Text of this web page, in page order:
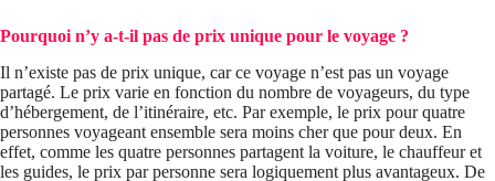
Pourquoi n’y a-t-il pas de prix unique pour le voyage ?
Il n’existe pas de prix unique, car ce voyage n’est pas un voyage
partagé. Le prix varie en fonction du nombre de voyageurs, du type
d’hébergement, de l’itinéraire, etc. Par exemple, le prix pour quatre
personnes voyageant ensemble sera moins cher que pour deux. En
effet, comme les quatre personnes partagent la voiture, le chauffeur et
les guides, le prix par personne sera logiquement plus avantageux. De